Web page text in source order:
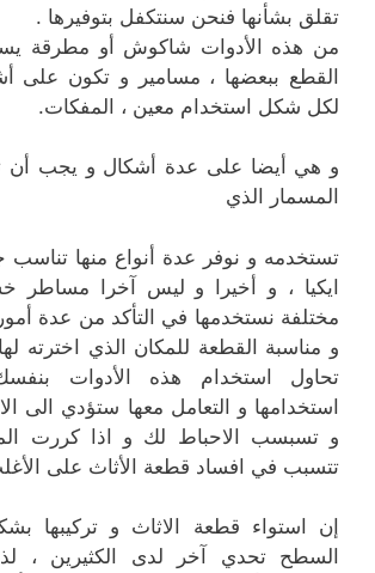
تقلق بشأنها فنحن سنتكفل بتوفيرها .
من هذه الأدوات شاكوش أو مطرقة
القطع ببعضها ، مسامير و تكون على
لكل شكل استخدام معين ، المفكات.
و هي أيضا على عدة أشكال و يجب أن
المسمار الذي
تستخدمه و نوفر عدة أنواع منها
ايكيا ، و أخيرا و ليس آخرا مساطر
مختلفة نستخدمها في التأكد من عدة
و مناسبة القطعة للمكان الذي اخترته
تحاول استخدام هذه الأدوات
استخدامها و التعامل معها ستؤدي الى
و تسبسب الاحباط لك و اذا كررت
تتسبب في افساد قطعة الأثاث على
إن استواء قطعة الاثاث و تركيبها
السطح تحدي آخر لدى الكثيرين ،